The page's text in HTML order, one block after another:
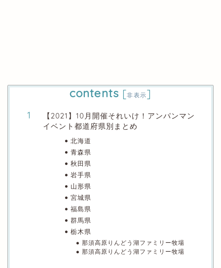
contents [非表示]
【2021】10月開催それいけ！アンパンマン
イベント都道府県別まとめ
北海道
青森県
秋田県
岩手県
山形県
宮城県
福島県
群馬県
栃木県
那須高原りんどう湖ファミリー牧場
那須高原りんどう湖ファミリー牧場